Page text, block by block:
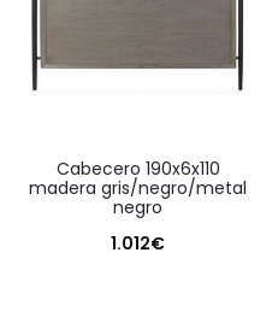
cabecero 190x6x110
madera gris/negro/metal
negro
1.012€